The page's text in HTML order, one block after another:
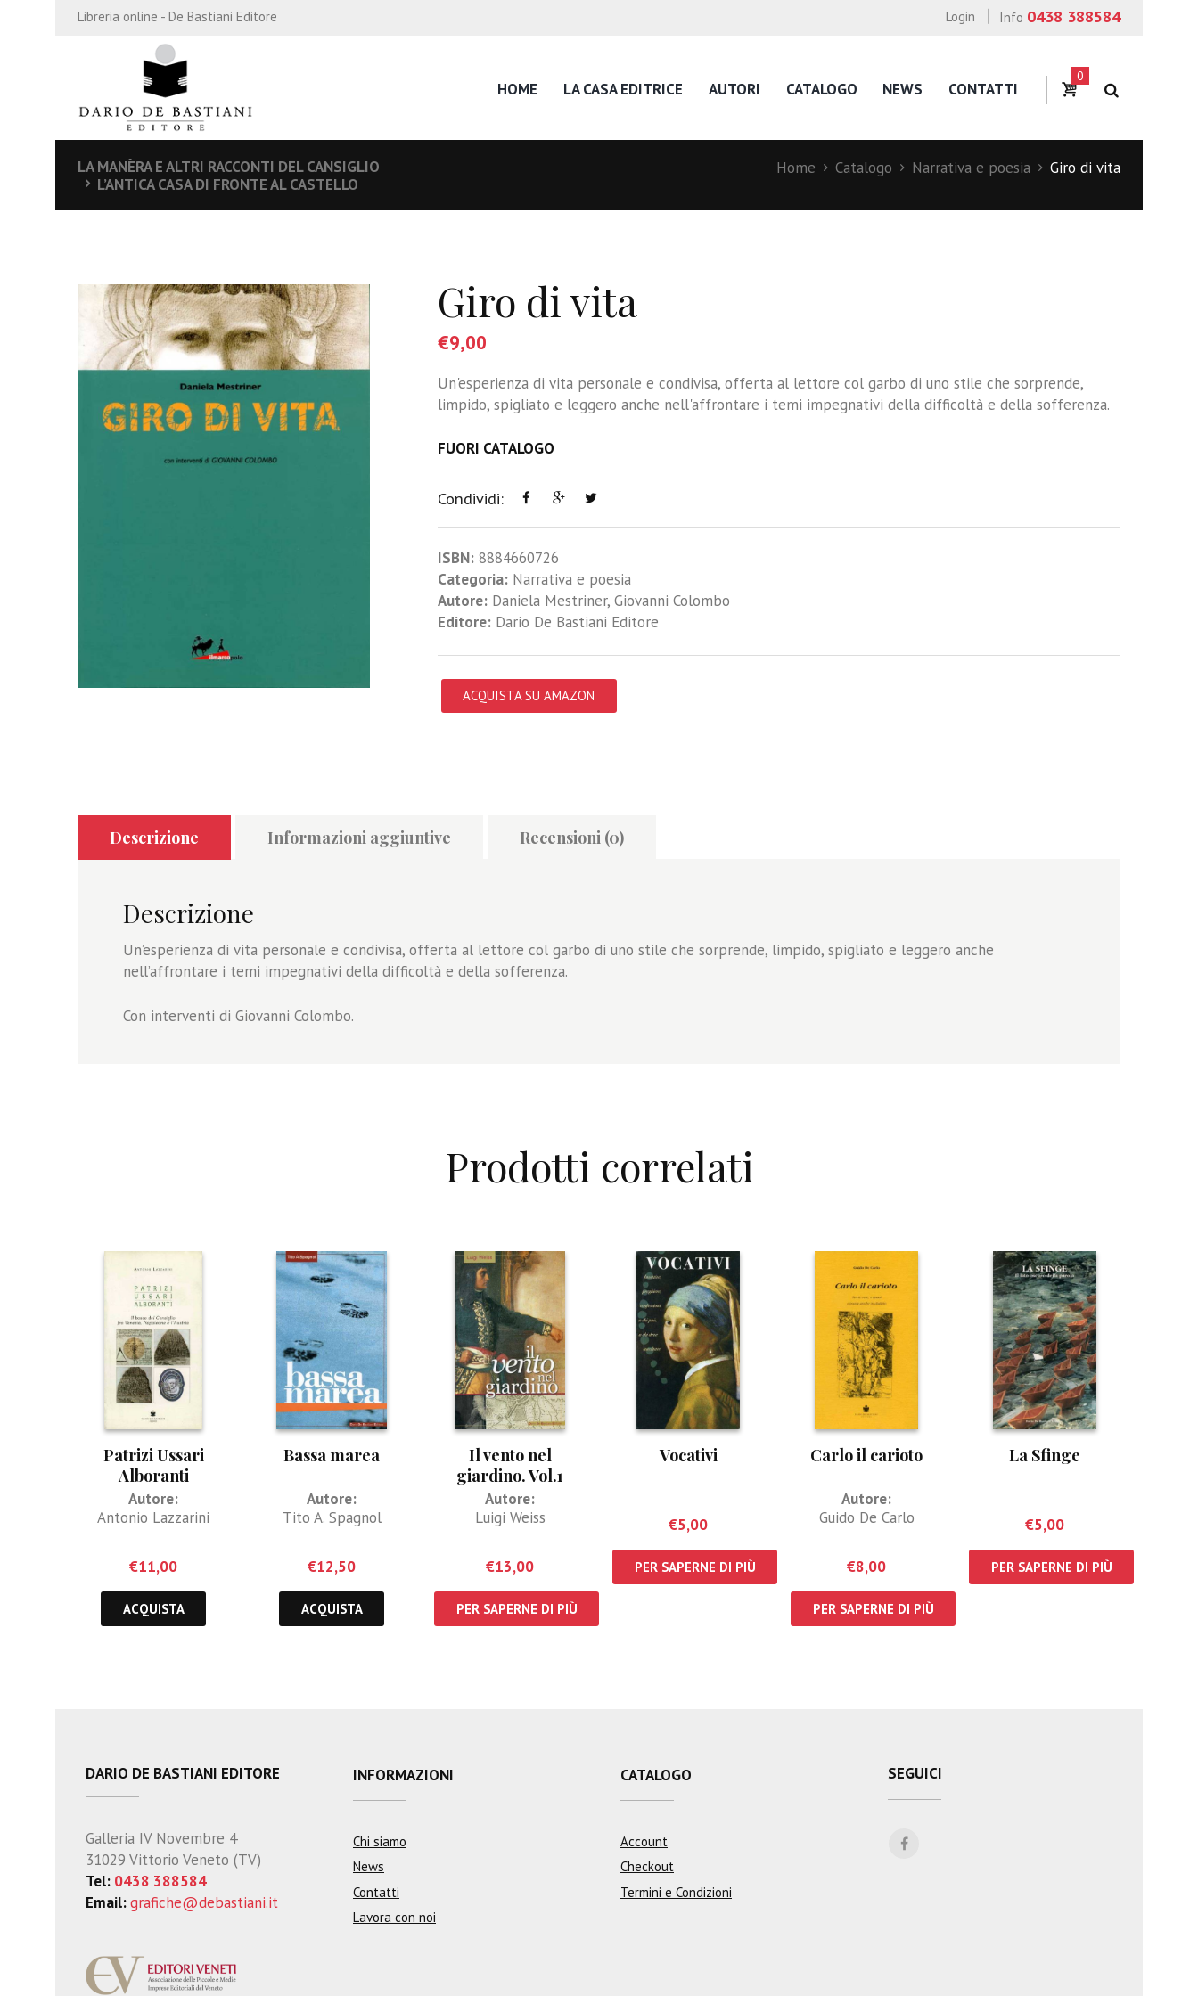
Libreria online - De Bastiani Editore Info 0438 388584
Login
HOME LA CASA EDITRICE AUTORI CATALOGO NEWS CONTATTI
0
LA MANÈRA E ALTRI RACCONTI DEL CANSIGLIO
L’ANTICA CASA DI FRONTE AL CASTELLO
Home Catalogo Narrativa e poesia Giro di vita
Giro di vita
€9,00
Un'esperienza di vita personale e condivisa, offerta al lettore col garbo di uno stile che sorprende,
limpido, spigliato e leggero anche nell'affrontare i temi impegnativi della difficoltà e della sofferenza.
FUORI CATALOGO
Condividi:
ISBN: 8884660726
Categoria: Narrativa e poesia
Autore: Daniela Mestriner, Giovanni Colombo
Editore:Dario De Bastiani Editore
ACQUISTA SU AMAZON
Descrizione Informazioni aggiuntive Recensioni (0)
Descrizione
Un’esperienza di vita personale e condivisa, offerta al lettore col garbo di uno stile che sorprende, limpido, spigliato e leggero anche
nell’affrontare i temi impegnativi della difficoltà e della sofferenza.
Con interventi di Giovanni Colombo.
Prodotti correlati
Patrizi Ussari
Alboranti
Autore:
Antonio Lazzarini
€11,00
ACQUISTA
Bassa marea
Autore:
Tito A. Spagnol
€12,50
ACQUISTA
Il vento nel
giardino. Vol.1
Autore:
Luigi Weiss
€13,00
PER SAPERNE DI PIÙ
Vocativi
€5,00
PER SAPERNE DI PIÙ
Carlo il carioto
Autore:
Guido De Carlo
€8,00
PER SAPERNE DI PIÙ
La Sfinge
€5,00
PER SAPERNE DI PIÙ
DARIO DE BASTIANI EDITORE
Galleria IV Novembre 4
31029 Vittorio Veneto (TV)
Tel: 0438 388584
Email:grafiche@debastiani.it
INFORMAZIONI
Chi siamo
News
Contatti
Lavora con noi
CATALOGO
Account
Checkout
Termini e Condizioni
SEGUICI